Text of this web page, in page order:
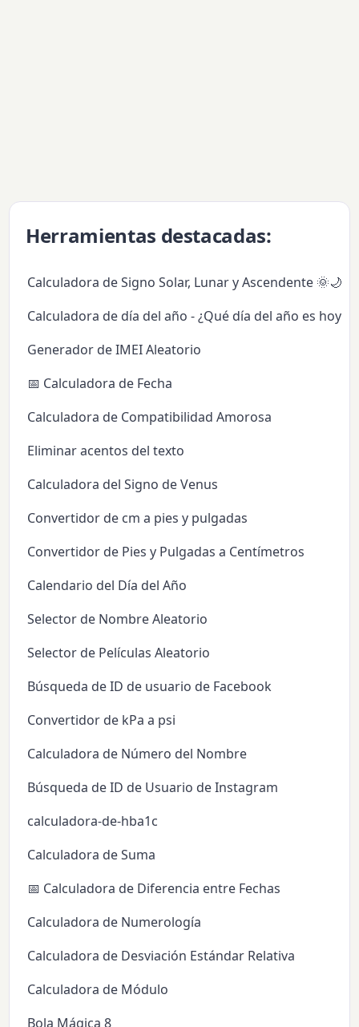
Herramientas destacadas:
Calculadora de Signo Solar, Lunar y Ascendente 🌞🌙✨
Calculadora de día del año - ¿Qué día del año es hoy?
Generador de IMEI Aleatorio
📅 Calculadora de Fecha
Calculadora de Compatibilidad Amorosa
Eliminar acentos del texto
Calculadora del Signo de Venus
Convertidor de cm a pies y pulgadas
Convertidor de Pies y Pulgadas a Centímetros
Calendario del Día del Año
Selector de Nombre Aleatorio
Selector de Películas Aleatorio
Búsqueda de ID de usuario de Facebook
Convertidor de kPa a psi
Calculadora de Número del Nombre
Búsqueda de ID de Usuario de Instagram
calculadora-de-hba1c
Calculadora de Suma
📅 Calculadora de Diferencia entre Fechas
Calculadora de Numerología
Calculadora de Desviación Estándar Relativa
Calculadora de Módulo
Bola Mágica 8